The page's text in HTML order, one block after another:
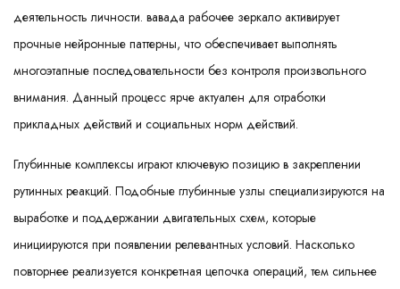
деятельность личности. вавада рабочее зеркало активирует
прочныe нейронные паттерны, что обеспечивает выполнять
многоэтапные последовательности без контроля произвольного
внимания. Данный процесс ярче актуален для отработки
прикладных действий и социальных норм действий.
Глубинные комплексы играют ключевую позицию в закреплении
рутинных реакций. Подобные глубинные узлы специализируются на
выработке и поддержании двигательных схем, которые
инициируются при появлении релевантных условий. Насколько
повторнее реализуется конкретная цепочка операций, тем сильнее